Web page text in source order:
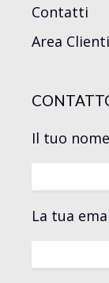
Contatti
Area Clienti
Il tuo
La tua